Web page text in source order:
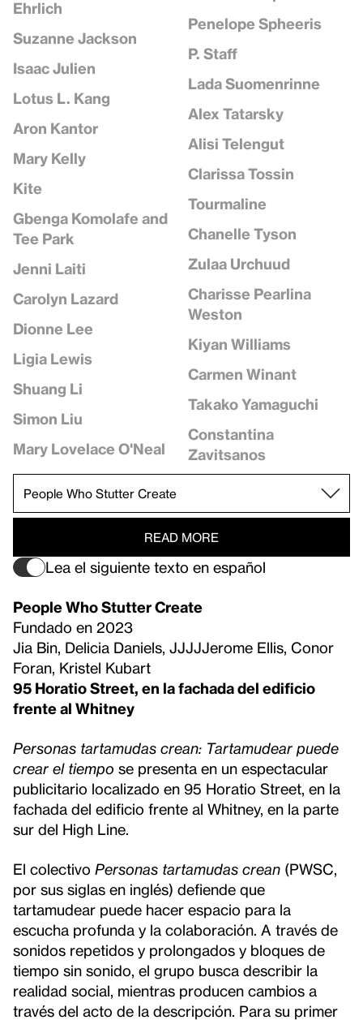
Ehrlich
Suzanne Jackson
Isaac Julien
Lotus L. Kang
Aron Kantor
Mary Kelly
Kite
Gbenga Komolafe and
Tee Park
Jenni Laiti
Carolyn Lazard
Dionne Lee
Ligia Lewis
Shuang Li
Simon Liu
Mary Lovelace O'Neal
Penelope Spheeris
P. Staff
Lada Suomenrinne
Alex Tatarsky
Alisi Telengut
Clarissa Tossin
Tourmaline
Chanelle Tyson
Zulaa Urchuud
Charisse Pearlina
Weston
Kiyan Williams
Carmen Winant
Takako Yamaguchi
Constantina
Zavitsanos
READ MORE
Lea el siguiente texto en español
People Who Stutter Create
Fundado en 2023
Jia Bin, Delicia Daniels, JJJJJerome Ellis, Conor
Foran, Kristel Kubart
95 Horatio Street, en la fachada del edificio
frente al Whitney
Personas tartamudas crean: Tartamudear puede
crear el tiempo se presenta en un espectacular
publicitario localizado en 95 Horatio Street, en la
fachada del edificio frente al Whitney, en la parte
sur del High Line.
El colectivo Personas tartamudas crean (PWSC,
por sus siglas en inglés) defiende que
tartamudear puede hacer espacio para la
escucha profunda y la colaboración. A través de
sonidos repetidos y prolongados y bloques de
tiempo sin sonido, el grupo busca describir la
realidad social, mientras producen cambios a
través del acto de la descripción. Para su primer